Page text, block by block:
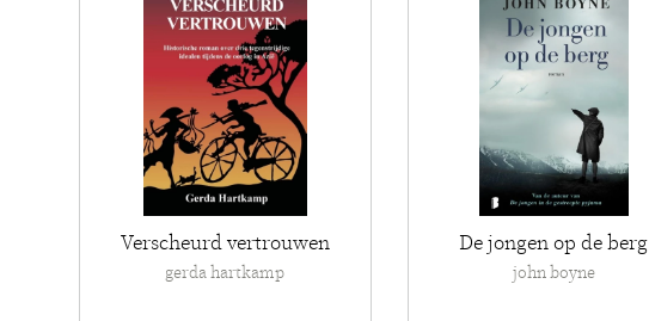
Verscheurd vertrouwen
gerda hartkamp
De jongen op de berg
john boyne